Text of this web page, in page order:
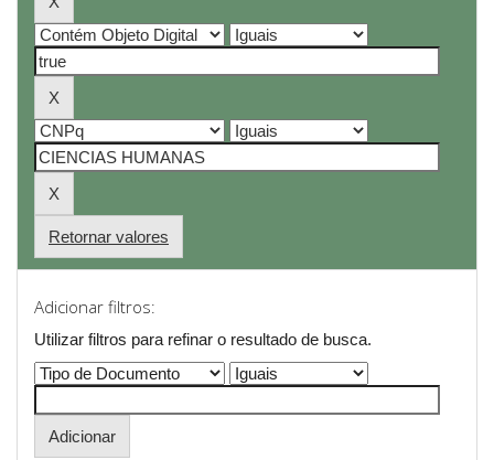
Retornar valores
Adicionar filtros:
Utilizar filtros para refinar o resultado de busca.